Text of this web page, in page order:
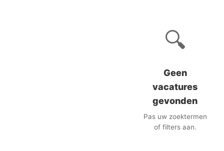
🔍
Geen
vacatures
gevonden
Pas uw zoektermen
of filters aan.